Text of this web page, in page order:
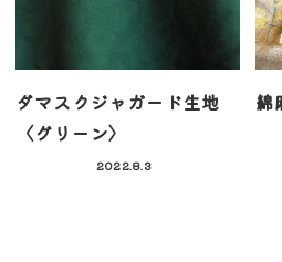
ダマスクジャガード生地
〈グリーン〉
2022.8.3
綿